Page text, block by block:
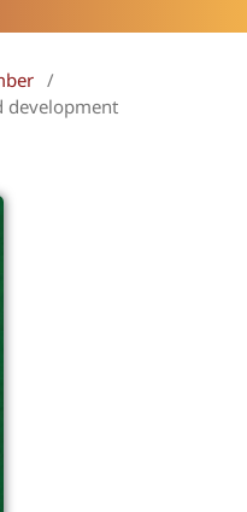
/
development